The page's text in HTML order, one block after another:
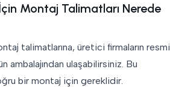
Montaj Talimatları Nerede
talimatlarına, üretici firmaların resmi
ambalajından ulaşabilirsiniz. Bu
bir montaj için gereklidir.